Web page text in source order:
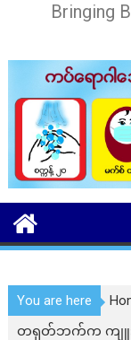
Bringing
You are here
တရုတ်ဘက်က ကျူးက